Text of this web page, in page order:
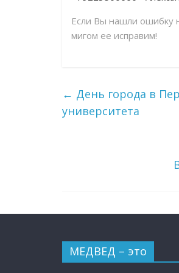
Если Вы нашли ошибку
мигом ее исправим!
← День города в
университета
МЕДВЕД – это